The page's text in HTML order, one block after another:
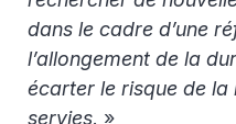
dans le cadre d’une
l’allongement de la
écarter le risque de la
servies. »